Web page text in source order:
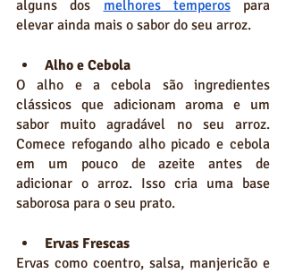
alguns dos melhores temperos para
elevar ainda mais o sabor do seu arroz.
Alho e Cebola
O alho e a cebola são ingredientes
clássicos que adicionam aroma e um
sabor muito agradável no seu arroz.
Comece refogando alho picado e cebola
em um pouco de azeite antes de
adicionar o arroz. Isso cria uma base
saborosa para o seu prato.
Ervas Frescas
Ervas como coentro, salsa, manjericão e